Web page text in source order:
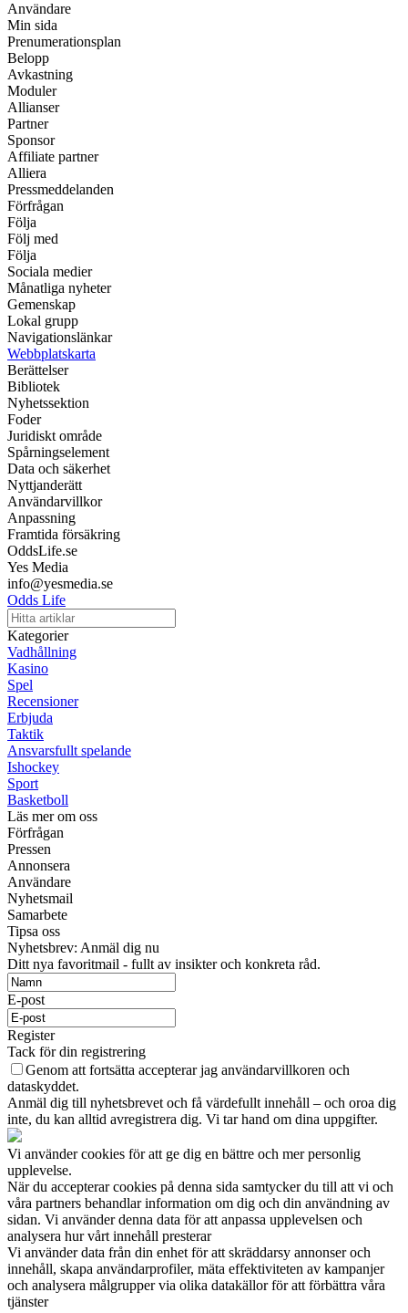
Användare
Min sida
Prenumerationsplan
Belopp
Avkastning
Moduler
Allianser
Partner
Sponsor
Affiliate partner
Alliera
Pressmeddelanden
Förfrågan
Följa
Följ med
Följa
Sociala medier
Månatliga nyheter
Gemenskap
Lokal grupp
Navigationslänkar
Webbplatskarta
Berättelser
Bibliotek
Nyhetssektion
Foder
Juridiskt område
Spårningselement
Data och säkerhet
Nyttjanderätt
Användarvillkor
Anpassning
Framtida försäkring
OddsLife.se
Yes Media
info@yesmedia.se
Odds Life
Kategorier
Vadhållning
Kasino
Spel
Recensioner
Erbjuda
Taktik
Ansvarsfullt spelande
Ishockey
Sport
Basketboll
Läs mer om oss
Förfrågan
Pressen
Annonsera
Användare
Nyhetsmail
Samarbete
Tipsa oss
Nyhetsbrev: Anmäl dig nu
Ditt nya favoritmail - fullt av insikter och konkreta råd.
E-post
Register
Tack för din registrering
Genom att fortsätta accepterar jag användarvillkoren och
dataskyddet.
Anmäl dig till nyhetsbrevet och få värdefullt innehåll – och oroa dig
inte, du kan alltid avregistrera dig. Vi tar hand om dina uppgifter.
Vi använder cookies för att ge dig en bättre och mer personlig
upplevelse.
När du accepterar cookies på denna sida samtycker du till att vi och
våra partners behandlar information om dig och din användning av
sidan. Vi använder denna data för att anpassa upplevelsen och
analysera hur vårt innehåll presterar
Vi använder data från din enhet för att skräddarsy annonser och
innehåll, skapa användarprofiler, mäta effektiviteten av kampanjer
och analysera målgrupper via olika datakällor för att förbättra våra
tjänster